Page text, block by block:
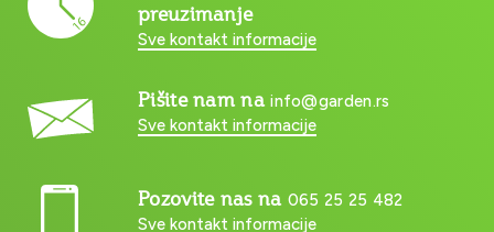
preuzimanje
Sve kontakt informacije
Pišite nam nainfo@garden.rs
Sve kontakt informacije
Pozovite nas na 065 25 25 482
Sve kontakt informacije